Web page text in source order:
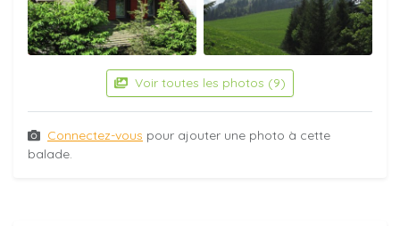
Voir toutes les photos (9)
Connectez-vous pour ajouter une photo à cette
balade.